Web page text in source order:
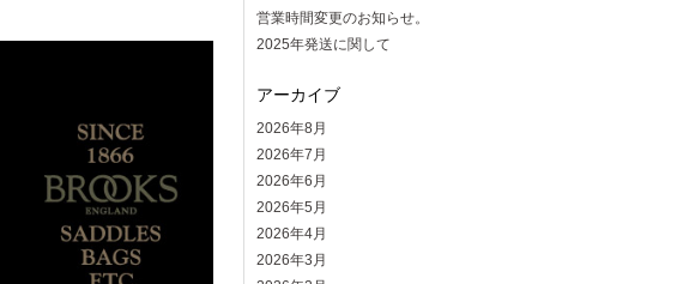
営業時間変更のお知らせ。
2025年発送に関して
アーカイブ
2026年8月
2026年7月
2026年6月
2026年5月
2026年4月
2026年3月